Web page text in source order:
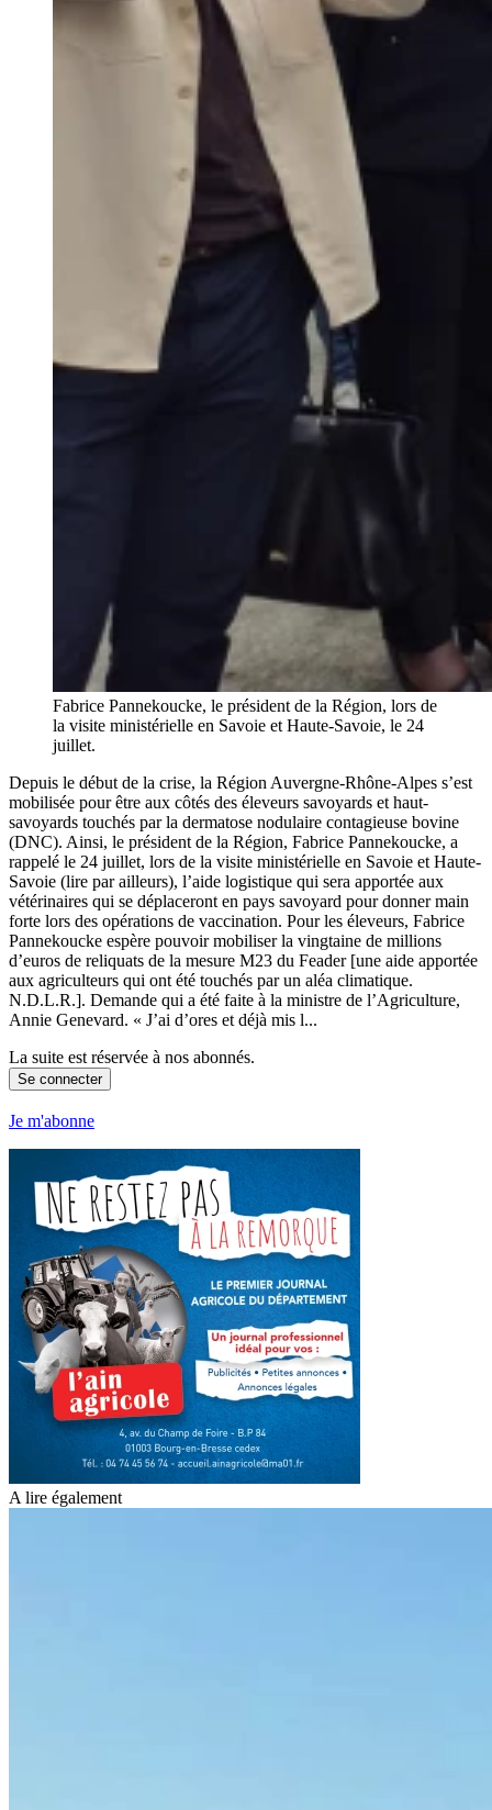
Fabrice Pannekoucke, le président de la Région, lors de
la visite ministérielle en Savoie et Haute-Savoie, le 24
juillet.
Depuis le début de la crise, la Région Auvergne-Rhône-Alpes s’est
mobilisée pour être aux côtés des éleveurs savoyards et haut-
savoyards touchés par la dermatose nodulaire contagieuse bovine
(DNC). Ainsi, le président de la Région, Fabrice Pannekoucke, a
rappelé le 24 juillet, lors de la visite ministérielle en Savoie et Haute-
Savoie (lire par ailleurs), l’aide logistique qui sera apportée aux
vétérinaires qui se déplaceront en pays savoyard pour donner main
forte lors des opérations de vaccination. Pour les éleveurs, Fabrice
Pannekoucke espère pouvoir mobiliser la vingtaine de millions
d’euros de reliquats de la mesure M23 du Feader [une aide apportée
aux agriculteurs qui ont été touchés par un aléa climatique.
N.D.L.R.]. Demande qui a été faite à la ministre de l’Agriculture,
Annie Genevard. « J’ai d’ores et déjà mis l...
La suite est réservée à nos abonnés.
Se connecter
Je m'abonne
A lire également